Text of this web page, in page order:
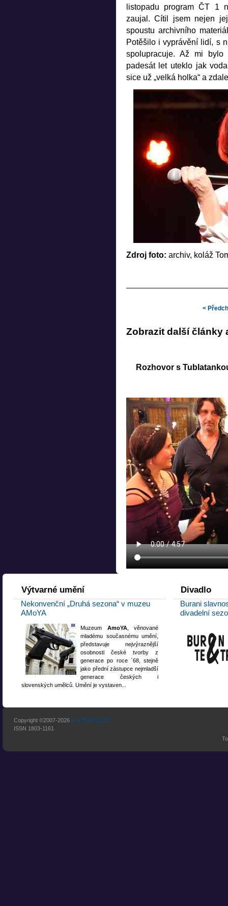
listopadu program ČT 1
zaujal. Cítil jsem nejen
spoustu archivního
Potěšilo i vyprávění lidí, s
spolupracuje. Až mi
padesát let uteklo jak
sice už „velká holka“ a
Zdroj foto: archiv, koláž
<
Zobrazit další články
Přirozenost a
Bardotky kouzlo a
Muzeum Kroměřížska
Malířka Milada
Geniální muzikant
filmaře Michaela
Rozhovor s
Výtvarné umění
Nekonvenční „Druhá sezona“ v muzeu
AMoYA
Muzeum AmoYA, věnované
mladému současnému umění,
představuje nejvýraznější
osobnosti české tvorby z
generace po roce ´68, stejně
jako přední zástupce nejmladší
generace českých i
slovenských umělců. Umění je vystaven...
Divadlo
Burani
divadelní
Copyright ©2007-2026 KULTURA21.CZ
ISSN 1803-1161